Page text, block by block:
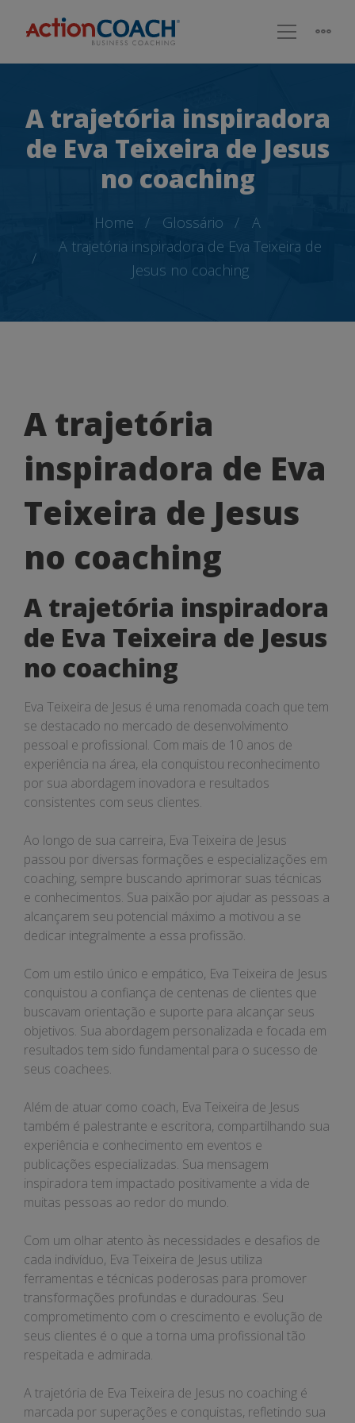
A trajetória inspiradora
de Eva Teixeira de Jesus
no coaching
Home Glossário
A
A trajetória inspiradora de Eva Teixeira de
Jesus no coaching
A
trajetória
inspiradora
de
Eva
Teixeira
de
Jesus
no
coaching
A trajetória
inspiradora de Eva
Teixeira de Jesus
no coaching
A trajetória inspiradora
de Eva Teixeira de Jesus
no coaching
Eva Teixeira de Jesus é uma renomada coach que tem
se destacado no mercado de desenvolvimento
pessoal e profissional. Com mais de 10 anos de
experiência na área, ela conquistou reconhecimento
por sua abordagem inovadora e resultados
consistentes com seus clientes.
Ao longo de sua carreira, Eva Teixeira de Jesus
passou por diversas formações e especializações em
coaching, sempre buscando aprimorar suas técnicas
e conhecimentos. Sua paixão por ajudar as pessoas a
alcançarem seu potencial máximo a motivou a se
dedicar integralmente a essa profissão.
Com um estilo único e empático, Eva Teixeira de Jesus
conquistou a confiança de centenas de clientes que
buscavam orientação e suporte para alcançar seus
objetivos. Sua abordagem personalizada e focada em
resultados tem sido fundamental para o sucesso de
seus coachees.
Além de atuar como coach, Eva Teixeira de Jesus
também é palestrante e escritora, compartilhando sua
experiência e conhecimento em eventos e
publicações especializadas. Sua mensagem
inspiradora tem impactado positivamente a vida de
muitas pessoas ao redor do mundo.
Com um olhar atento às necessidades e desafios de
cada indivíduo, Eva Teixeira de Jesus utiliza
ferramentas e técnicas poderosas para promover
transformações profundas e duradouras. Seu
comprometimento com o crescimento e evolução de
seus clientes é o que a torna uma profissional tão
respeitada e admirada.
A trajetória de Eva Teixeira de Jesus no coaching é
marcada por superações e conquistas, refletindo sua